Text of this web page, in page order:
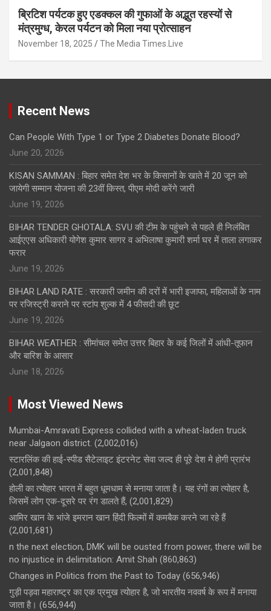
ब्रिटिश पर्यटक हुए एडक्कल की गुफाओं के अद्भुत रहस्यों से
मंत्रमुग्ध, केरल पर्यटन को मिला नया प्रोत्साहन
November 18, 2025 The Media Times.Live
Recent News
Can People With Type 1 or Type 2 Diabetes Donate Blood?
June 20, 2026
KISAN SAMMAN : बिहार समेत देश भर के किसानों के खाते में 20 जून को
जायेगी सम्मान योजना की 23वीं किस्त, पीएम मोदी करेंगे जारी
June 19, 2026
BIHAR TENDER GHOTALA: SVU की टीम के पहुंचने से पहले ही निलंबित
आईएएस अधिकारी योगेश कुमार सागर व अभिलाषा कुमारी शर्मा घर में ताला लगाकर
फरार
June 19, 2026
BIHAR LAND RATE : सरकारी जमीन की दरों में भारी इजाफा, महिलाओं के नाम
पर रजिस्ट्री कराने पर स्टांप शुल्क में 4 फीसदी की छूट
June 19, 2026
BIHAR WEATHER : सीमांचल समेत उत्तर बिहार के कई जिलों में आंधी-तूफान
और बारिश के आसार
June 18, 2026
Most Viewed News
Mumbai-Amravati Express collided with a wheat-laden truck
near Jalgaon district. (2,002,016)
स्टारलिंक की हाई-स्पीड सैटेलाइट इंटरनेट सेवा जल्द ही पूरे देश मे होगी प्रारंभ
(2,001,848)
होली का त्योहार भारत में बहुत धूमधाम से मनाया जाता है। यह रंगों का त्योहार है,
जिसमें लोग एक-दूसरे पर रंग डालते हैं, (2,001,829)
आमिर खान के भांजे इमरान खान हिंदी फिल्मों में कमबैक करने जा रहे हैं
(2,001,681)
n the next election, DMK will be ousted from power, there will be
no injustice in delimitation: Amit Shah (860,863)
Changes in Politics from the Past to Today (656,946)
गुड़ी पड़वा महाराष्ट्र का एक प्रमुख त्योहार है, जो भारतीय नववर्ष के रूप में मनाया
जाता है। (656,944)